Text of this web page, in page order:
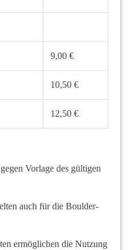
9,00 €
10,50 €
12,50 €
Vorlage des gültigen
auch für die Boulder-
ermöglichen die Nutzung